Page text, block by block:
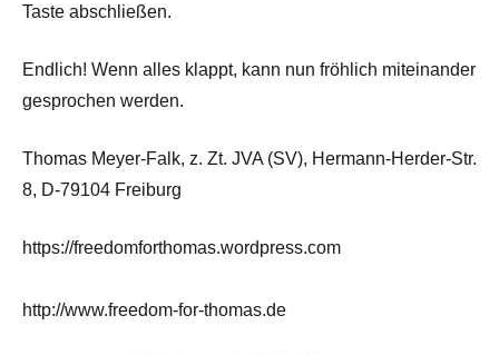
Taste abschließen.
Endlich! Wenn alles klappt, kann nun fröhlich miteinander
gesprochen werden.
Thomas Meyer-Falk, z. Zt. JVA (SV), Hermann-Herder-Str.
8, D-79104 Freiburg
https://freedomforthomas.wordpress.com
http://www.freedom-for-thomas.de